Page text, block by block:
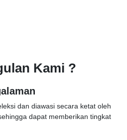
Kami ?
dan diawasi secara ketat oleh
dapat memberikan tingkat